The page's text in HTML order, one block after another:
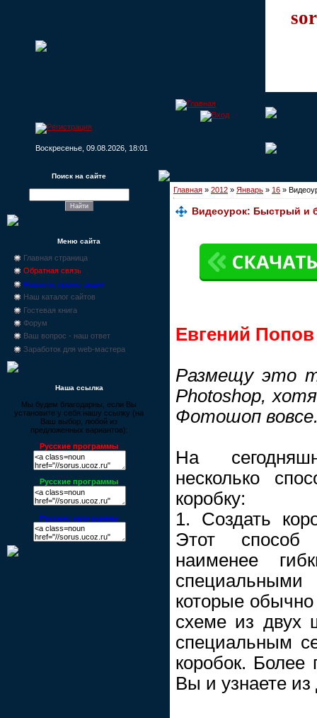
Воскресенье, 09.08.2026, 18:01
Поиск на сайте
Меню сайта
Главная страница
Обратная связь
Новости, промо-акции
Наш каталог сайтов
Гостевая книга
Форум
Ваш вопрос - наш ответ
Заработок для web-мастера
Наша ссылка
Мы будем благодарны, если Вы
установите у себя нашу ссылку (на
Ваш выбор, любой из
предложенных вариантов):
Русские программы
Русские программы
Русские программы
Главная » 2012 » Январь » 16 »
Видеоурок: Быстрый и
Евгений Попов
Размещу это
Photoshop,
Фотошоп
На
несколько
коробку:
1. Создать
Этот
наименее
которые обычно
схеме из двух
специальным
коробок. Более
Вы и узнаете из